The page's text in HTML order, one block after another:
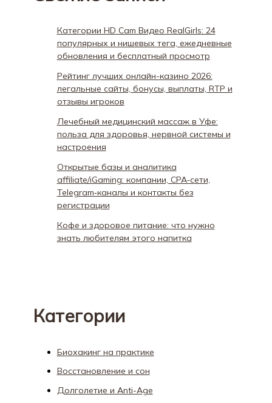
Категории HD Cam Видео RealGirls: 24
популярных и нишевых тега, ежедневные
обновления и бесплатный просмотр
Рейтинг лучших онлайн-казино 2026:
легальные сайты, бонусы, выплаты, RTP и
отзывы игроков
Лечебный медицинский массаж в Уфе:
польза для здоровья, нервной системы и
настроения
Открытые базы и аналитика
affiliate/iGaming: компании, CPA‑сети,
Telegram‑каналы и контакты без
регистрации
Кофе и здоровое питание: что нужно
знать любителям этого напитка
Категории
Биохакинг на практике
Восстановление и сон
Долголетие и Anti-Age